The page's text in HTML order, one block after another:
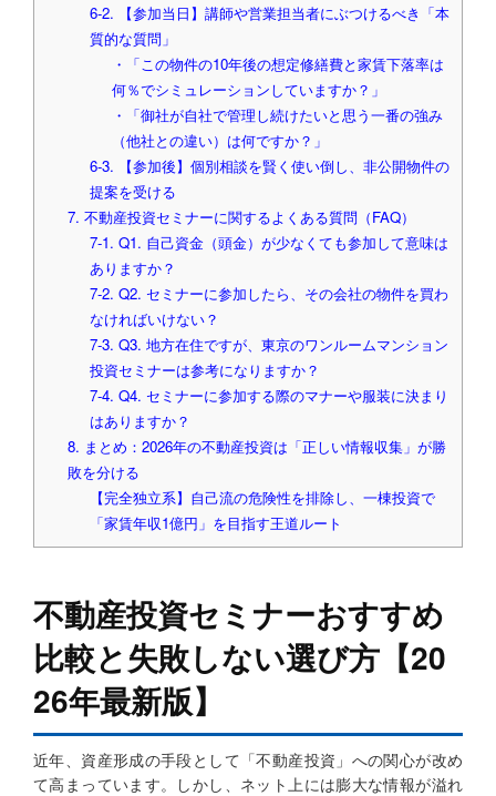
6-2. 【参加当日】講師や営業担当者にぶつけるべき「本
質的な質問」
・「この物件の10年後の想定修繕費と家賃下落率は
何％でシミュレーションしていますか？」
・「御社が自社で管理し続けたいと思う一番の強み
（他社との違い）は何ですか？」
6-3. 【参加後】個別相談を賢く使い倒し、非公開物件の
提案を受ける
7. 不動産投資セミナーに関するよくある質問（FAQ）
7-1. Q1. 自己資金（頭金）が少なくても参加して意味は
ありますか？
7-2. Q2. セミナーに参加したら、その会社の物件を買わ
なければいけない？
7-3. Q3. 地方在住ですが、東京のワンルームマンション
投資セミナーは参考になりますか？
7-4. Q4. セミナーに参加する際のマナーや服装に決まり
はありますか？
8. まとめ：2026年の不動産投資は「正しい情報収集」が勝
敗を分ける
【完全独立系】自己流の危険性を排除し、一棟投資で
「家賃年収1億円」を目指す王道ルート
不動産投資セミナーおすすめ
比較と失敗しない選び方【20
26年最新版】
近年、資産形成の手段として「不動産投資」への関心が改め
て高まっています。しかし、ネット上には膨大な情報が溢れ